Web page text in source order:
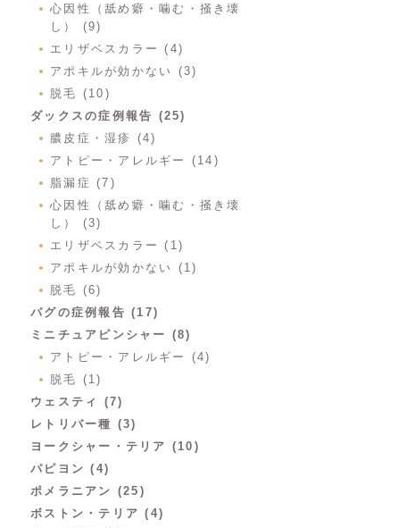
心因性（舐め癖・噛む・掻き壊
し） (9)
エリザベスカラー (4)
アポキルが効かない (3)
脱毛 (10)
ダックスの症例報告 (25)
膿皮症・湿疹 (4)
アトピー・アレルギー (14)
脂漏症 (7)
心因性（舐め癖・噛む・掻き壊
し） (3)
エリザベスカラー (1)
アポキルが効かない (1)
脱毛 (6)
パグの症例報告 (17)
ミニチュアピンシャー (8)
アトピー・アレルギー (4)
脱毛 (1)
ウェスティ (7)
レトリバー種 (3)
ヨークシャー・テリア (10)
パピヨン (4)
ポメラニアン (25)
ボストン・テリア (4)